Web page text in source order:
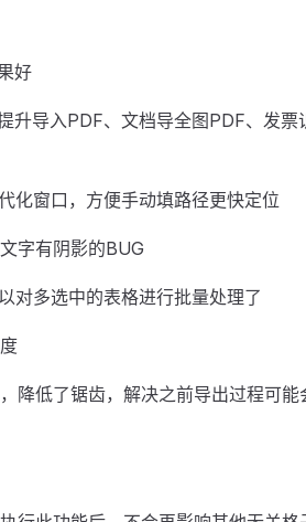
好
升导入PDF、文档导全图PDF、发票
化窗口，方便手动填路径更快定位
字有阴影的BUG
对多选中的表格进行批量处理了
降低了锯齿，解决之前导出过程可